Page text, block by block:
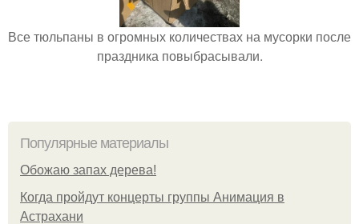
Все тюльпаны в огромных количествах на мусорки после
праздника повыбрасывали.
Популярные материалы
Обожaю зaпах деpева!
Когда пройдут концерты группы Анимация в
Астрахани